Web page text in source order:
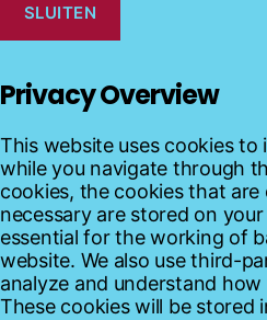
SLUITEN
Privacy Overview
This website uses cookies
while you navigate through
cookies, the cookies that are
necessary are stored on
essential for the working of
website. We also use third-
analyze and understand
These cookies will be stored